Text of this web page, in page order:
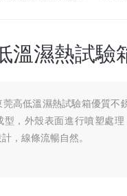
溫濕熱試驗
莞高低溫濕熱試驗箱優質不
型，外殼表面進行噴塑處
，線條流暢自然。